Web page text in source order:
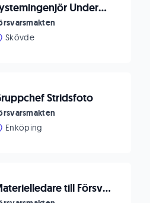
Systemingenjör Underhållsutrustning till Försvarsmaktens logistik
Skövde
Stridsfoto
Enköping
Materielledare till Försvarsmaktens logistik